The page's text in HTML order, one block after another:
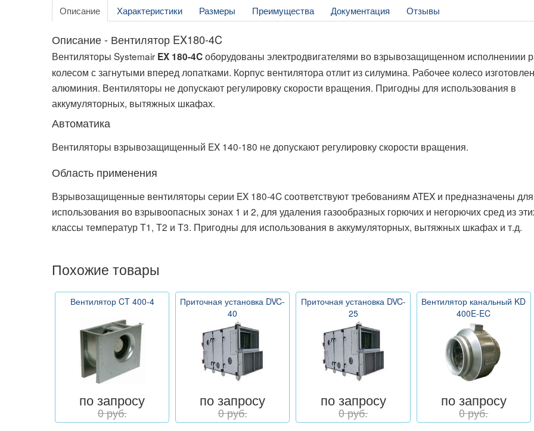
Описание Характеристики Размеры Преимущества Документация Отзывы
Описание - Вентилятор EX180-4C
Вентиляторы Systemair EX 180-4Cоборудованы электродвигателями во взрывозащищенном исполнениии
колесом с загнутыми вперед лопатками. Корпус вентилятора отлит из силумина. Рабочее колесо
алюминия. Вентиляторы не допускают регулировку скорости вращения. Пригодны для использования в
аккумуляторных, вытяжных шкафах.
Автоматика
Вентиляторы взрывозащищенный EX 140-180 не допускают регулировку скорости вращения.
Область применения
Взрывозащищенные вентиляторы серии EX 180-4C соответствуют требованиям ATEX и предназначены для
использования во взрывоопасных зонах 1 и 2, для удаления газообразных горючих и негорючих сред из
классы температур Т1, Т2 и Т3. Пригодны для использования в аккумуляторных, вытяжных шкафах и т.д.
Похожие товары
Вентилятор CT 400-4
по запросу
0 руб.
Приточная установка DVC-
40
по запросу
0 руб.
Приточная установка DVC-
25
по запросу
0 руб.
Вентилятор канальный KD
400E-EC
по запросу
0 руб.